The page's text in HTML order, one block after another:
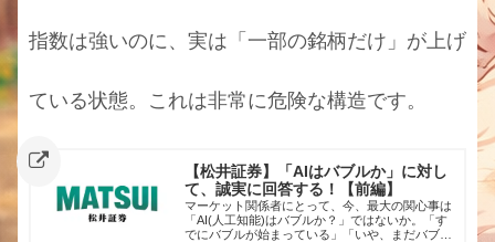
指数は強いのに、実は「一部の銘柄だけ」が上げ
ている状態。これは非常に危険な構造です。
【松井証券】「AIはバブルか」に対し
て、誠実に回答する！【前編】
マーケット関係者にとって、今、最大の関心事は
「AI(人工知能)はバブルか？」ではないか。「す
でにバブルが始まっている」「いや、まだバブル